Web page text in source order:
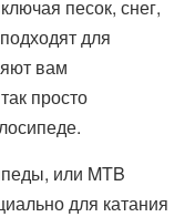
песок, снег,
для
вам
просто
или MTB
для катания